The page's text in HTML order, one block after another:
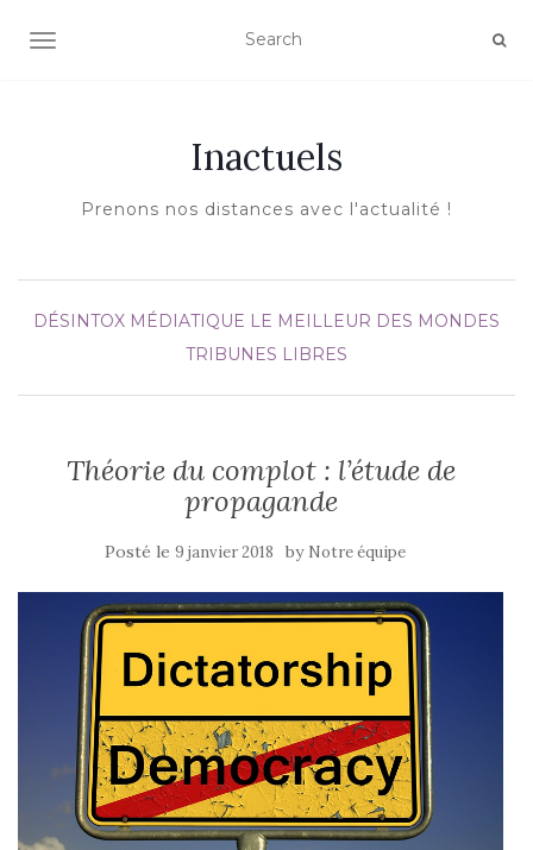
AFFICHER/MASQUER LA NAVIGATION
Inactuels
Prenons nos distances avec l'actualité !
DÉSINTOX MÉDIATIQUE LE MEILLEUR DES MONDES
TRIBUNES LIBRES
Théorie du complot : l’étude de
propagande
Posté le 9 janvier 2018 by Notre équipe